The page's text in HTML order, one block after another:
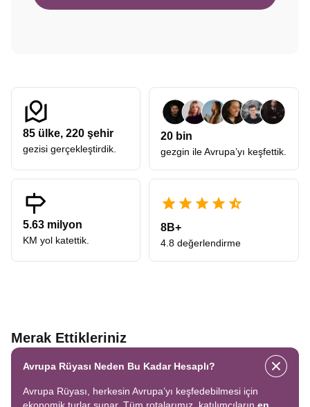
85 ülke, 220 şehir
gezisi gerçekleştirdik.
20 bin
gezgin ile Avrupa’yı keşfettik.
5.63 milyon
KM yol katettik.
8B+
4.8 değerlendirme
Merak Ettikleriniz
Avrupa Rüyası Neden Bu Kadar Hesaplı?
Avrupa Rüyası, herkesin Avrupa’yı keşfedebilmesi için